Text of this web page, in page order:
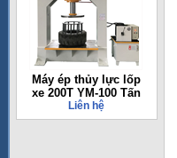
Máy ép thủy lực lốp
xe 200T YM-100 Tấn
Liên hệ